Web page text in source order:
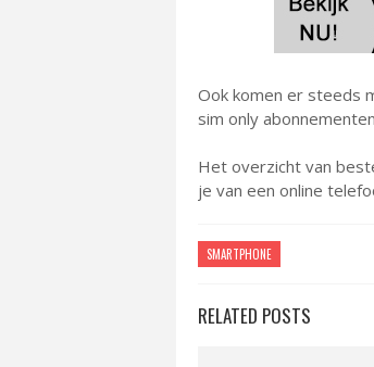
Ook komen er steeds
sim only
Het overzicht van
je van een online
SMARTPHONE
RELATED POSTS